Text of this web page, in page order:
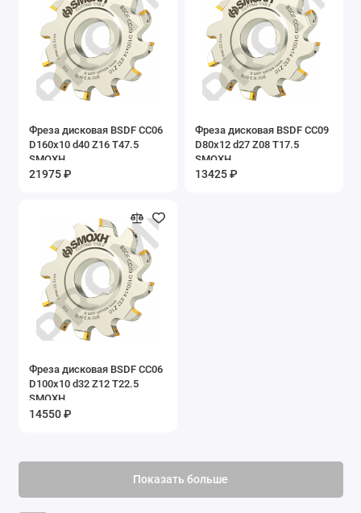
Фреза дисковая BSDF CC06
D160x10 d40 Z16 T47.5
SMOXH
21975 ₽
Фреза дисковая BSDF CC09
D80x12 d27 Z08 T17.5
SMOXH
13425 ₽
Фреза дисковая BSDF CC06
D100x10 d32 Z12 T22.5
SMOXH
14550 ₽
Показать больше